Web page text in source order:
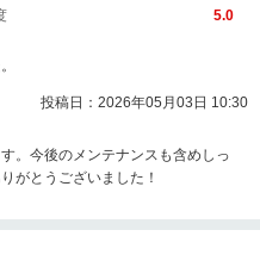
5.0
投稿日：2026年05月03日 10:30
。今後のメンテナンスも含めしっ
がとうございました！